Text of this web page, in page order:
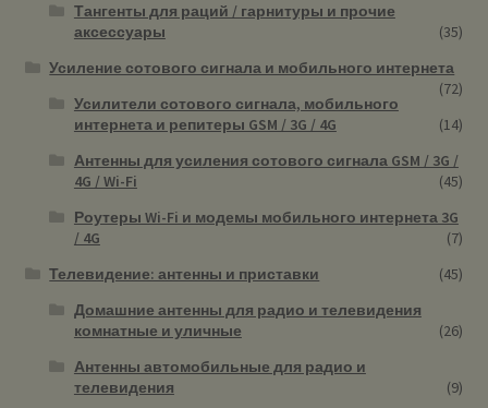
Тангенты для раций / гарнитуры и прочие
аксессуары
(35)
Усиление сотового сигнала и мобильного интернета
(72)
Усилители сотового сигнала, мобильного
интернета и репитеры GSM / 3G / 4G
(14)
Антенны для усиления сотового сигнала GSM / 3G /
4G / Wi-Fi
(45)
Роутеры Wi-Fi и модемы мобильного интернета 3G
/ 4G
(7)
Телевидение: антенны и приставки
(45)
Домашние антенны для радио и телевидения
комнатные и уличные
(26)
Антенны автомобильные для радио и
телевидения
(9)